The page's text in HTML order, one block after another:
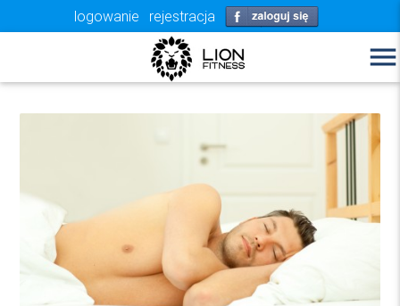
logowanie rejestracja
menu